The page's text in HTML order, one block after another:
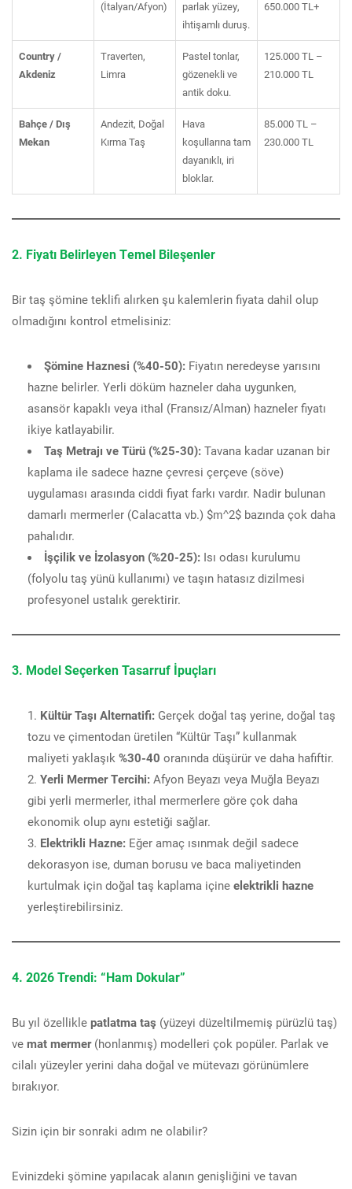
(İtalyan/Afyon)
parlak yüzey,
ihtişamlı duruş.
650.000 TL+
Country /
Akdeniz
Traverten,
Limra
Pastel tonlar,
gözenekli ve
antik doku.
125.000 TL –
210.000 TL
Bahçe / Dış
Mekan
Andezit, Doğal
Kırma Taş
Hava
koşullarına tam
dayanıklı, iri
bloklar.
85.000 TL –
230.000 TL
2. Fiyatı Belirleyen Temel Bileşenler
Bir taş şömine teklifi alırken şu kalemlerin fiyata dahil olup
olmadığını kontrol etmelisiniz:
Şömine Haznesi (%40-50): Fiyatın neredeyse yarısını
hazne belirler. Yerli döküm hazneler daha uygunken,
asansör kapaklı veya ithal (Fransız/Alman) hazneler fiyatı
ikiye katlayabilir.
Taş Metrajı ve Türü (%25-30): Tavana kadar uzanan bir
kaplama ile sadece hazne çevresi çerçeve (söve)
uygulaması arasında ciddi fiyat farkı vardır. Nadir bulunan
damarlı mermerler (Calacatta vb.) $m^2$ bazında çok daha
pahalıdır.
İşçilik ve İzolasyon (%20-25): Isı odası kurulumu
(folyolu taş yünü kullanımı) ve taşın hatasız dizilmesi
profesyonel ustalık gerektirir.
3. Model Seçerken Tasarruf İpuçları
Kültür Taşı Alternatifi: Gerçek doğal taş yerine, doğal taş
tozu ve çimentodan üretilen “Kültür Taşı” kullanmak
maliyeti yaklaşık %30-40 oranında düşürür ve daha hafiftir.
Yerli Mermer Tercihi: Afyon Beyazı veya Muğla Beyazı
gibi yerli mermerler, ithal mermerlere göre çok daha
ekonomik olup aynı estetiği sağlar.
Elektrikli Hazne: Eğer amaç ısınmak değil sadece
dekorasyon ise, duman borusu ve baca maliyetinden
kurtulmak için doğal taş kaplama içine elektrikli hazne
yerleştirebilirsiniz.
4. 2026 Trendi: “Ham Dokular”
Bu yıl özellikle patlatma taş (yüzeyi düzeltilmemiş pürüzlü taş)
ve mat mermer(honlanmış) modelleri çok popüler. Parlak ve
cilalı yüzeyler yerini daha doğal ve mütevazı görünümlere
bırakıyor.
Sizin için bir sonraki adım ne olabilir?
Evinizdeki şömine yapılacak alanın genişliğini ve tavan